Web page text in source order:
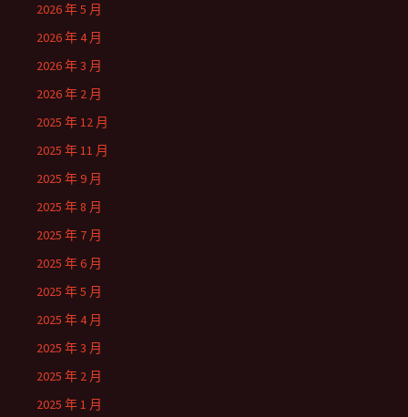
2026 年 5 月
2026 年 4 月
2026 年 3 月
2026 年 2 月
2025 年 12 月
2025 年 11 月
2025 年 9 月
2025 年 8 月
2025 年 7 月
2025 年 6 月
2025 年 5 月
2025 年 4 月
2025 年 3 月
2025 年 2 月
2025 年 1 月